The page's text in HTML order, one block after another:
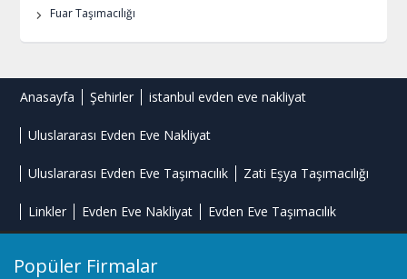
Fuar Taşımacılığı
Anasayfa Şehirler istanbul evden eve nakliyat
Uluslararası Evden Eve Nakliyat
Uluslararası Evden Eve Taşımacılık Zati Eşya Taşımacılığı
Linkler Evden Eve Nakliyat Evden Eve Taşımacılık
Popüler Firmalar